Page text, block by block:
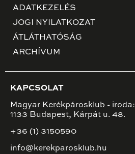
ADATKEZELÉS
JOGI NYILATKOZAT
ÁTLÁTHATÓSÁG
ARCHÍVUM
KAPCSOLAT
Magyar Kerékpárosklub - iroda:
1133 Budapest, Kárpát u. 48.
+36 (1) 3150590
info@kerekparosklub.hu